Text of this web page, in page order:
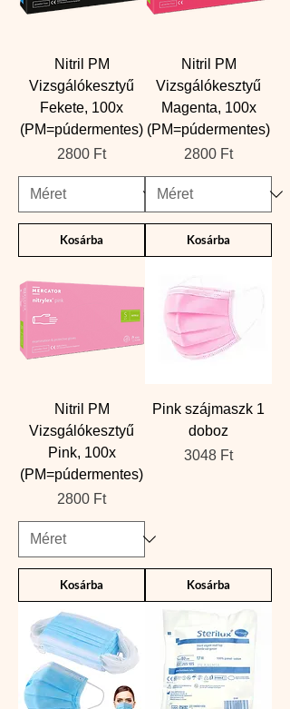
Nitril PM
Vizsgálókesztyű
Fekete, 100x
(PM=púdermentes)
Ár
2800 Ft
Kosárba
Nitril PM
Vizsgálókesztyű
Magenta, 100x
(PM=púdermentes)
Ár
2800 Ft
Kosárba
Nitril PM
Vizsgálókesztyű
Pink, 100x
(PM=púdermentes)
Ár
2800 Ft
Kosárba
Pink szájmaszk 1
doboz
Ár
3048 Ft
Kosárba